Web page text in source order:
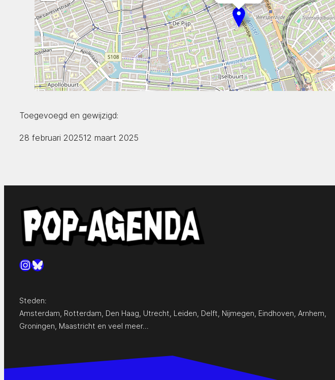
Toegevoegd en gewijzigd:
28 februari 202512 maart 2025
Instagram
Bluesky
Steden:
Amsterdam Rotterdam Den Haag Utrecht Leiden Delft Nijmegen Eindhoven Arnhem
Groningen Maastricht en veel meer…